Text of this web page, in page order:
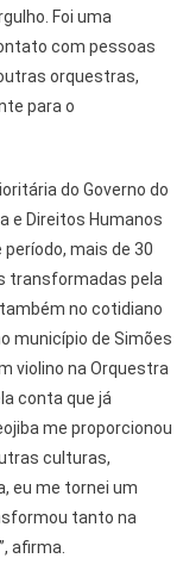
Foi uma
com pessoas
orquestras,
para o
do Governo do
e Direitos Humanos
mais de 30
transformadas pela
no cotidiano
município de Simões
violino na Orquestra
conta que já
me proporcionou
culturas,
eu me tornei um
tanto na
afirma.